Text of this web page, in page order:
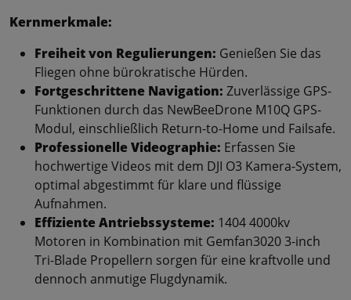
Kernmerkmale:
Freiheit von Regulierungen: Genießen Sie das
Fliegen ohne bürokratische Hürden.
Fortgeschrittene Navigation: Zuverlässige GPS-
Funktionen durch das NewBeeDrone M10Q GPS-
Modul, einschließlich Return-to-Home und Failsafe.
Professionelle Videographie: Erfassen Sie
hochwertige Videos mit dem DJI O3 Kamera-System,
optimal abgestimmt für klare und flüssige
Aufnahmen.
Effiziente Antriebssysteme: 1404 4000kv
Motoren in Kombination mit Gemfan3020 3-inch
Tri-Blade Propellern sorgen für eine kraftvolle und
dennoch anmutige Flugdynamik.